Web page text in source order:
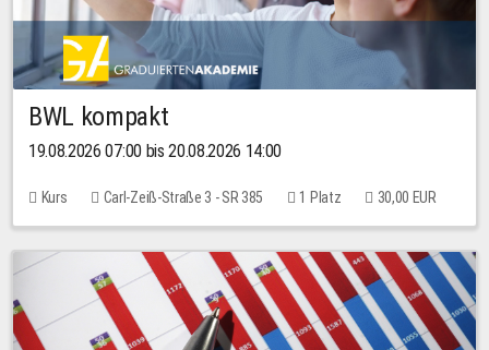
BWL kompakt
19.08.2026 07:00 bis 20.08.2026 14:00
Kurs Carl-Zeiß-Straße 3 - SR 385 1 Platz 30,00 EUR